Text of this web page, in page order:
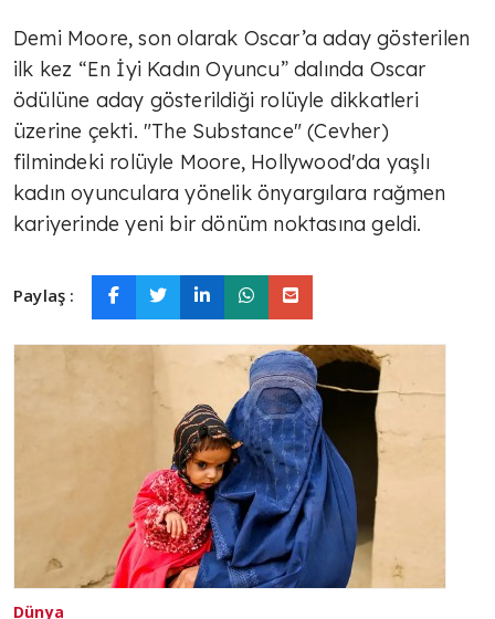
Demi Moore, son olarak Oscar’a aday gösterilen
ilk kez “En İyi Kadın Oyuncu” dalında Oscar
ödülüne aday gösterildiği rolüyle dikkatleri
üzerine çekti. "The Substance" (Cevher)
filmindeki rolüyle Moore, Hollywood'da yaşlı
kadın oyunculara yönelik önyargılara rağmen
kariyerinde yeni bir dönüm noktasına geldi.
Paylaş :
Dünya